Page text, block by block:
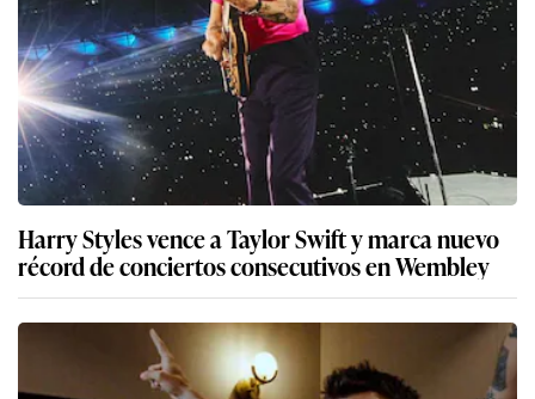
Harry Styles vence a Taylor Swift y marca nuevo
récord de conciertos consecutivos en Wembley